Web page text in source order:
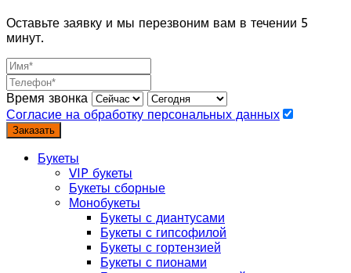
Оставьте заявку и мы перезвоним вам в течении 5
минут.
Время звонка
Согласие на обработку персональных данных
Заказать
Букеты
VIP букеты
Букеты сборные
Монобукеты
Букеты с диантусами
Букеты с гипсофилой
Букеты с гортензией
Букеты с пионами